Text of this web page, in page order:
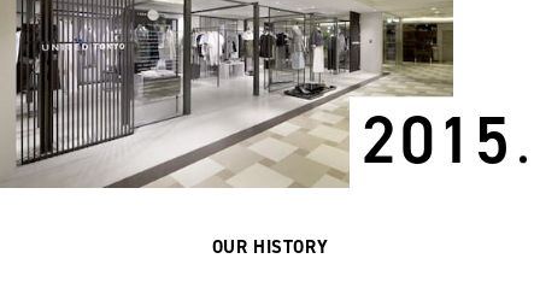
2015
OUR HISTORY